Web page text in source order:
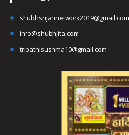
shubhsrijannetwork2019@gmail.com
info@shubhjita.com
tripathisushma10@gmail.com